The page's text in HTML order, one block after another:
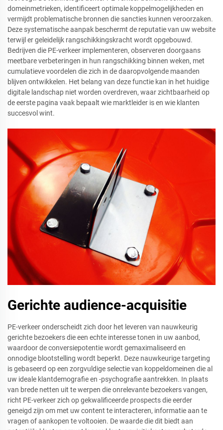
domeinmetrieken, identificeert optimale koppelmogelijkheden en
vermijdt problematische bronnen die sancties kunnen veroorzaken.
Deze systematische aanpak beschermt de reputatie van uw website
terwijl er geleidelijk rangschikkingskracht wordt opgebouwd.
Bedrijven die PE-verkeer implementeren, observeren doorgaans
meetbare verbeteringen in hun rangschikking binnen weken, met
cumulatieve voordelen die zich in de daaropvolgende maanden
blijven ontwikkelen. Het belang van deze functie kan in het huidige
digitale landschap niet worden overdreven, waar zichtbaarheid op
de eerste pagina vaak bepaalt wie marktleider is en wie klanten
succesvol wint.
Gerichte audience-acquisitie
PE-verkeer onderscheidt zich door het leveren van nauwkeurig
gerichte bezoekers die een echte interesse tonen in uw aanbod,
waardoor de conversiepotentie wordt gemaximaliseerd en
onnodige blootstelling wordt beperkt. Deze nauwkeurige targeting
is gebaseerd op een zorgvuldige selectie van koppeldomeinen die al
uw ideale klantdemografie en -psychografie aantrekken. In plaats
van brede netten uit te werpen die onrelevante bezoekers vangen,
richt PE-verkeer zich op gekwalificeerde prospects die eerder
geneigd zijn om met uw content te interacteren, informatie aan te
vragen of aankopen te voltooien. De waarde die dit biedt aan